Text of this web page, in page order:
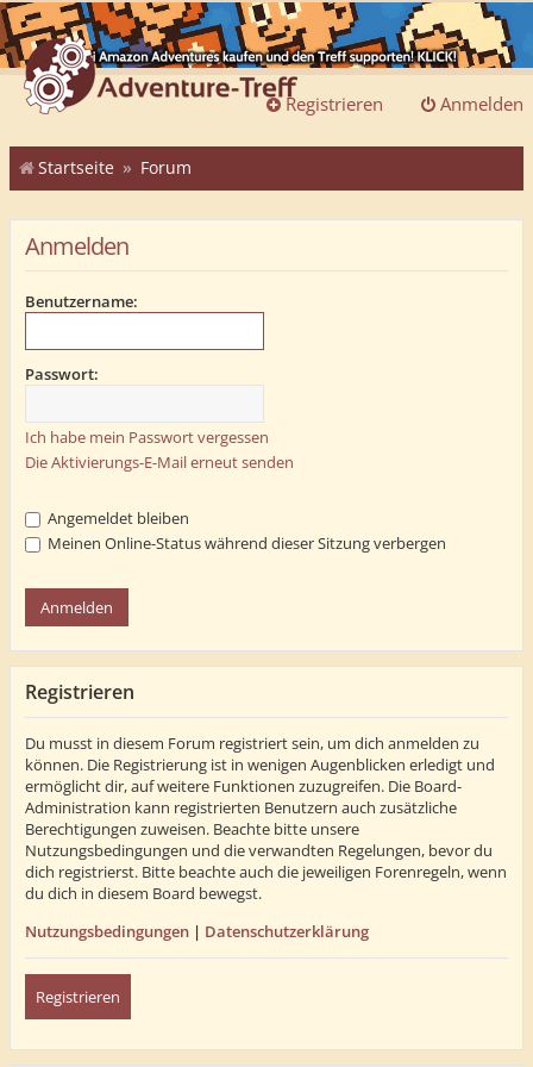
Anmelden
Registrieren
Startseite Forum
Anmelden
Benutzername:
Passwort:
Ich habe mein Passwort vergessen
Die Aktivierungs-E-Mail erneut senden
Angemeldet bleiben
Meinen Online-Status während dieser Sitzung verbergen
Registrieren
Du musst in diesem Forum registriert sein, um dich anmelden zu
können. Die Registrierung ist in wenigen Augenblicken erledigt und
ermöglicht dir, auf weitere Funktionen zuzugreifen. Die Board-
Administration kann registrierten Benutzern auch zusätzliche
Berechtigungen zuweisen. Beachte bitte unsere
Nutzungsbedingungen und die verwandten Regelungen, bevor du
dich registrierst. Bitte beachte auch die jeweiligen Forenregeln, wenn
du dich in diesem Board bewegst.
Nutzungsbedingungen | Datenschutzerklärung
Registrieren